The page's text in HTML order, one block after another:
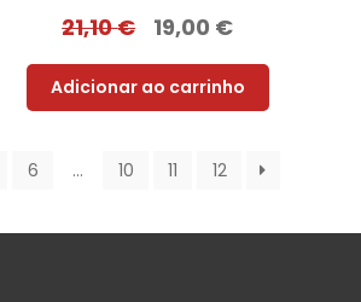
21,10€ 19,00 €
Adicionar ao carrinho
6 … 10 11 12